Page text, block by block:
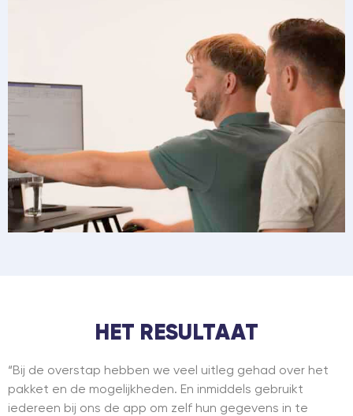
HET RESULTAAT
“Bij de overstap hebben we veel uitleg gehad over het
pakket en de mogelijkheden. En inmiddels gebruikt
iedereen bij ons de app om zelf hun gegevens in te